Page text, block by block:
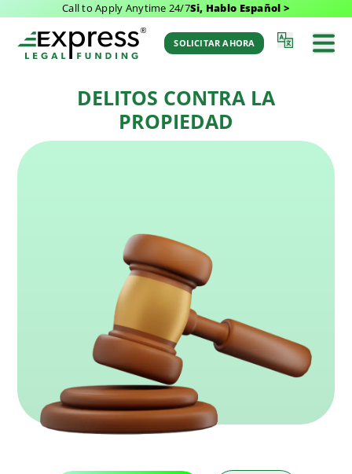
Call to Apply Anytime 24/7Si, Hablo Español >
SOLICITAR AHORA
Volver al
Glosario
por Aaron Winston
DELITOS CONTRA LA
PROPIEDAD